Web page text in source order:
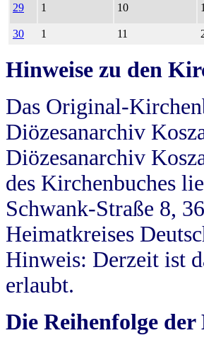
29 1 10
30 1 11
Hinweise zu den
Das Original-
Diözesanarchiv
Diözesanarchiv
des Kirchenbuches
Schwank-Straße 8,
Heimatkreises
Hinweis: Derzeit ist
erlaubt.
Die Reihenfolge